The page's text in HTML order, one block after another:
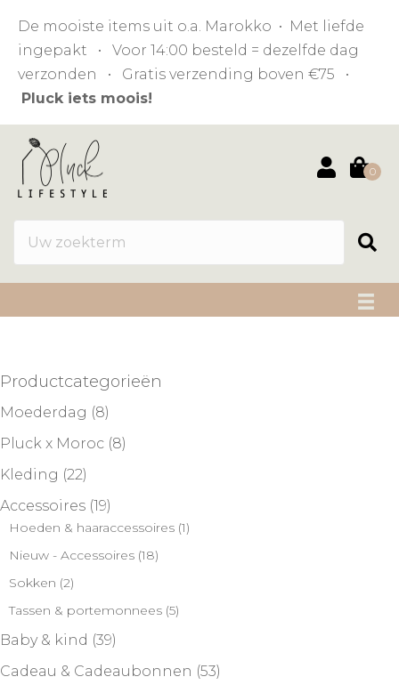
De mooiste items uit o.a. Marokko • Met liefde
ingepakt • Voor 14:00 besteld = dezelfde dag
verzonden • Gratis verzending boven €75 •
Pluck iets moois!
0
Productcategorieën
Moederdag (8)
Pluck x Moroc (8)
Kleding (22)
Accessoires (19)
Hoeden & haaraccessoires (1)
Nieuw - Accessoires (18)
Sokken (2)
Tassen & portemonnees (5)
Baby & kind (39)
Cadeau & Cadeaubonnen (53)